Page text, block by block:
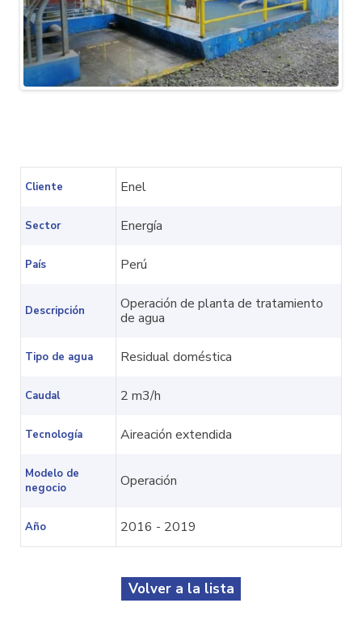
Cliente Enel
Sector Energía
País Perú
Descripción
Operación de planta de tratamiento
de agua
Tipo de agua Residual doméstica
Caudal 2 m3/h
Tecnología Aireación extendida
Modelo de
negocio
Operación
Año 2016 - 2019
Volver a la lista